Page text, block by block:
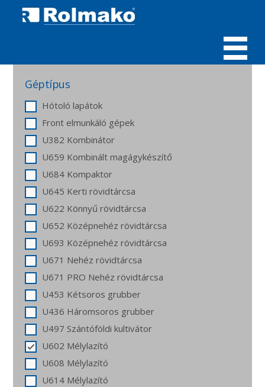
MENÜ
Géptípus
Hótoló lapátok
Front elmunkáló gépek
U382 Kombinátor
U659 Kombinált magágykészítő
U684 Kompaktor
U645 Kerti rövidtárcsa
U622 Könnyű rövidtárcsa
U652 Középnehéz rövidtárcsa
U693 Középnehéz rövidtárcsa
U671 Nehéz rövidtárcsa
U671 PRO Nehéz rövidtárcsa
U453 Kétsoros grubber
U436 Háromsoros grubber
U497 Szántóföldi kultivátor
U602 Mélylazító
U608 Mélylazító
U614 Mélylazító